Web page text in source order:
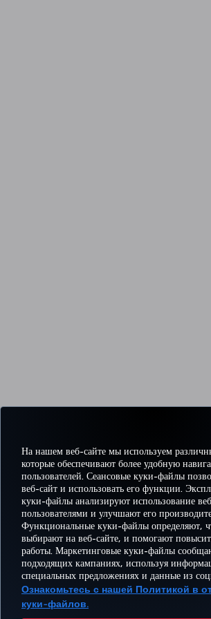
На нашем веб-сайте мы используем
которые обеспечивают более удобную
пользователей. Сеансовые куки-файлы
веб-сайт и использовать его функции.
куки-файлы анализируют использование
пользователями и улучшают его
Функциональные куки-файлы определяют,
выбирают на веб-сайте, и помогают
работы. Маркетинговые куки-файлы
подходящих кампаниях, используя
специальных предложениях и данные из
Ознакомьтесь с нашей Политикой в
куки-файлов.